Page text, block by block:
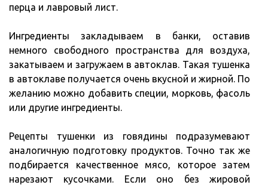
перца и лавровый лист.
Ингредиенты закладываем в банки, оставив
немного свободного пространства для воздуха,
закатываем и загружаем в автоклав. Такая тушенка
в автоклаве получается очень вкусной и жирной. По
желанию можно добавить специи, морковь, фасоль
или другие ингредиенты.
Рецепты тушенки из говядины подразумевают
аналогичную подготовку продуктов. Точно так же
подбирается качественное мясо, которое затем
нарезают кусочками. Если оно без жировой